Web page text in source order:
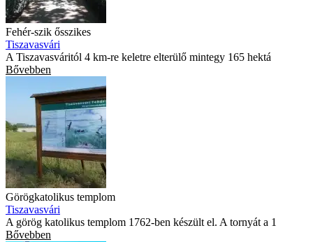
Fehér-szik ősszikes
Tiszavasvári
A Tiszavasváritól 4 km-re keletre elterülő mintegy 165 hektá
Bővebben
Görögkatolikus templom
Tiszavasvári
A görög katolikus templom 1762-ben készült el. A tornyát a 1
Bővebben